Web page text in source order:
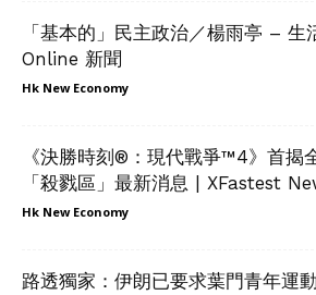
「基本的」民主政治／楊雨亭 –
Online 新聞
Hk New Economy
《決勝時刻®：現代戰爭™4》首揭
「殺戮區」最新消息 | XFastest
Hk New Economy
路透獨家：伊朗已要求葉門青年運